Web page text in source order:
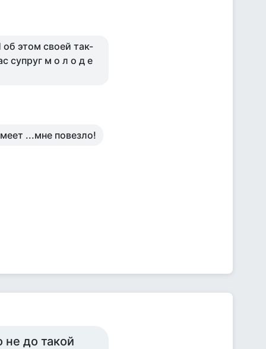
этом своей так-
супруг м о л о д е
...мне повезло!
не до такой